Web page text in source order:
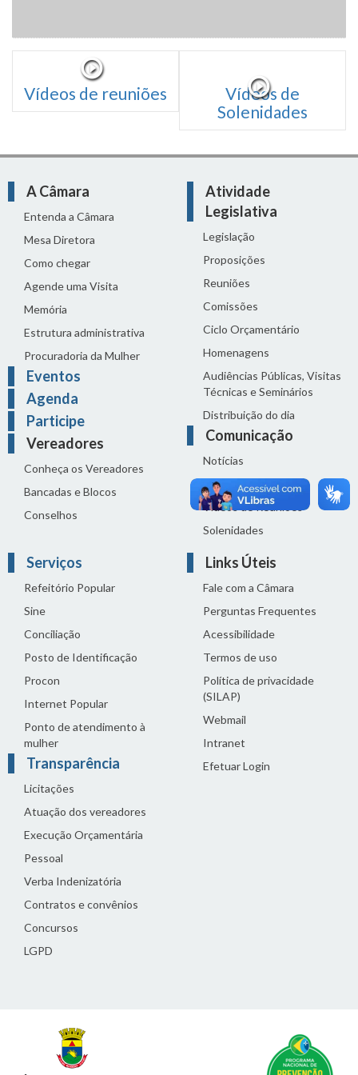
Vídeos de reuniões
Vídeos de
Solenidades
A Câmara
Entenda a Câmara
Mesa Diretora
Como chegar
Agende uma Visita
Memória
Estrutura administrativa
Procuradoria da Mulher
Eventos
Agenda
Participe
Vereadores
Conheça os Vereadores
Bancadas e Blocos
Conselhos
Atividade
Legislativa
Legislação
Proposições
Reuniões
Comissões
Ciclo Orçamentário
Homenagens
Audiências Públicas, Visitas
Técnicas e Seminários
Distribuição do dia
Comunicação
Notícias
Sala de Imprensa
Vídeos de Reuniões
Solenidades
Serviços
Refeitório Popular
Sine
Conciliação
Posto de Identificação
Procon
Internet Popular
Ponto de atendimento à
mulher
Transparência
Licitações
Atuação dos vereadores
Execução Orçamentária
Pessoal
Verba Indenizatória
Contratos e convênios
Concursos
LGPD
Links Úteis
Fale com a Câmara
Perguntas Frequentes
Acessibilidade
Termos de uso
Política de privacidade
(SILAP)
Webmail
Intranet
Efetuar Login